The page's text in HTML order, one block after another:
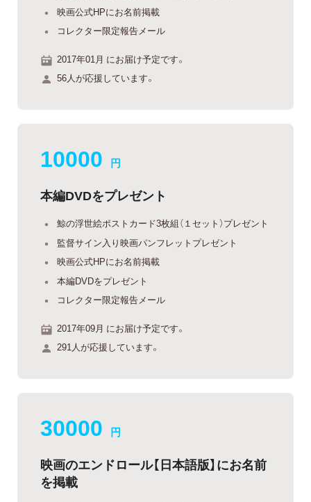
映画公式HPにお名前掲載
コレクター限定報告メール
2017年01月 にお届け予定です。
56人が応援しています。
10000 円
本編DVDをプレゼント
鯨の浮世絵ポストカード3枚組（１セット）プレゼント
監督サイン入り映画パンフレットプレゼント
映画公式HPにお名前掲載
本編DVDをプレゼント
コレクター限定報告メール
2017年09月 にお届け予定です。
291人が応援しています。
30000 円
映画のエンドロール【日本語版】にお名前
を掲載